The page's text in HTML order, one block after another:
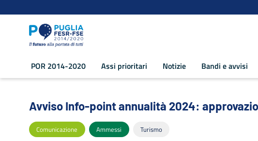
POR 2014-2020 Assi prioritari Notizie Bandi e avvisi
Avviso Info-point annualità 2024:
Avviso Info-point annualità 2024:
Comunicazione Ammessi Turismo